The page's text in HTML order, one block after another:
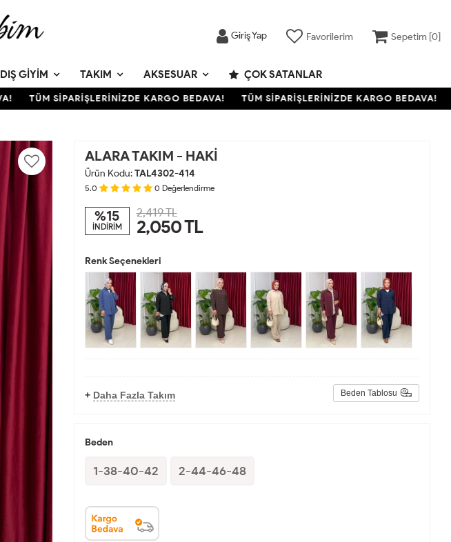
Giriş Yap Favorilerim Sepetim [0]
DIŞ GIYIM TAKIM AKSESUAR ÇOK SATANLAR
TÜM SİPARİŞLERİNİZDE KARGO BEDAVA! TÜM SİPARİŞLERİNİZDE KARGO BEDAVA!
ALARA TAKIM - HAKİ
Ürün Kodu:TAL4302-414
5.0 0 Değerlendirme
%15
İNDİRİM
2,419 TL
2,050TL
Renk Seçenekleri
+ Daha Fazla Takım Beden Tablosu
Beden
1-38-40-42 2-44-46-48